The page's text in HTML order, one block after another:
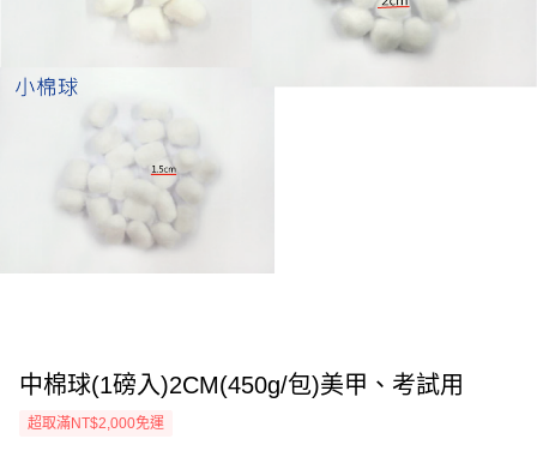
中棉球(1磅入)2CM(450g/包)美甲、考試用
超取滿NT$2,000免運